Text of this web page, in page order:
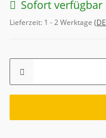
Sofort verfügbar
Lieferzeit: 1 - 2 Werktage